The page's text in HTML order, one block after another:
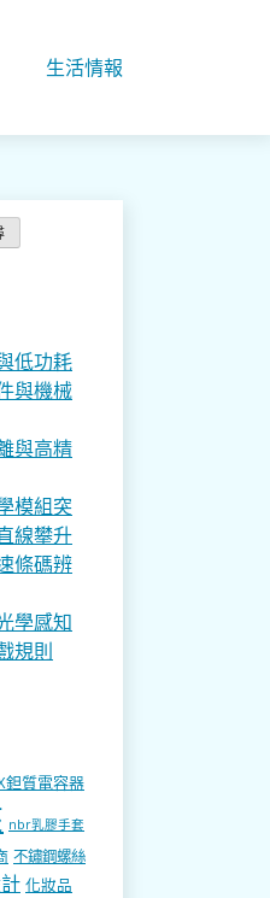
生活情報
低功耗
與機械
與高精
模組突
線攀升
條碼辨
學感知
規則
鉭質電容器
nbr乳膠手套
不鏽鋼螺絲
化妝品